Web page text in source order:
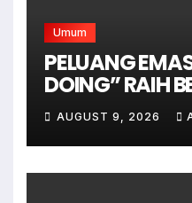
Umum
PELUANG
DOING” RAIH
AUSTRALIA
AUGUST 9, 2026